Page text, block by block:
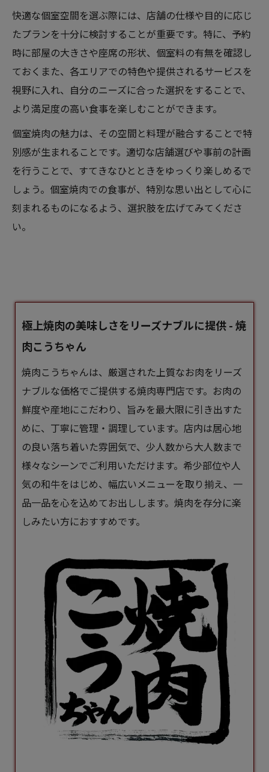
快適な個室空間を選ぶ際には、店舗の仕様や目的に応じ
たプランを十分に検討することが重要です。特に、予約
時に部屋の大きさや座席の形状、個室料の有無を確認し
ておくまた、各エリアでの特色や提供されるサービスを
視野に入れ、自分のニーズに合った選択をすることで、
より満足度の高い食事を楽しむことができます。
個室焼肉の魅力は、その空間と料理が融合することで特
別感が生まれることです。適切な店舗選びや事前の計画
を行うことで、すてきなひとときをゆっくり楽しめるで
しょう。個室焼肉での食事が、特別な思い出として心に
刻まれるものになるよう、選択肢を広げてみてくださ
い。
極上焼肉の美味しさをリーズナブルに提供 - 焼
肉こうちゃん
焼肉こうちゃんは、厳選された上質なお肉をリーズ
ナブルな価格でご提供する焼肉専門店です。お肉の
鮮度や産地にこだわり、旨みを最大限に引き出すた
めに、丁寧に管理・調理しています。店内は居心地
の良い落ち着いた雰囲気で、少人数から大人数まで
様々なシーンでご利用いただけます。希少部位や人
気の和牛をはじめ、幅広いメニューを取り揃え、一
品一品を心を込めてお出しします。焼肉を存分に楽
しみたい方におすすめです。